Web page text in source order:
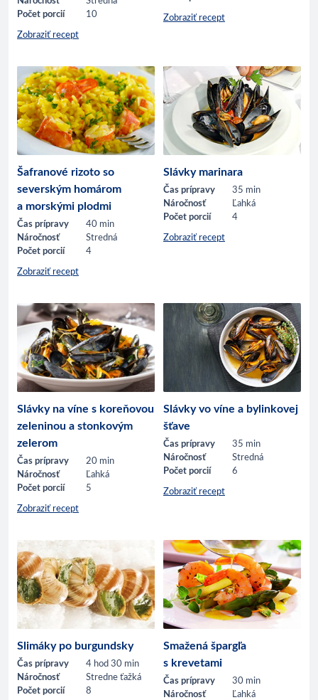
Počet porcií
10
Zobraziť recept
Zobraziť recept
Šafranové rizoto so
severským homárom
a morskými plodmi
Čas prípravy
40 min
Náročnosť
Stredná
Počet porcií
4
Zobraziť recept
Slávky marinara
Čas prípravy
35 min
Náročnosť
Ľahká
Počet porcií
4
Zobraziť recept
Slávky na víne s koreňovou
zeleninou a stonkovým
zelerom
Čas prípravy
20 min
Náročnosť
Ľahká
Počet porcií
5
Zobraziť recept
Slávky vo víne a bylinkovej
šťave
Čas prípravy
35 min
Náročnosť
Stredná
Počet porcií
6
Zobraziť recept
Slimáky po burgundsky
Čas prípravy
4 hod 30 min
Náročnosť
Stredne ťažká
Počet porcií
8
Smažená špargľa
s krevetami
Čas prípravy
30 min
Náročnosť
Ľahká